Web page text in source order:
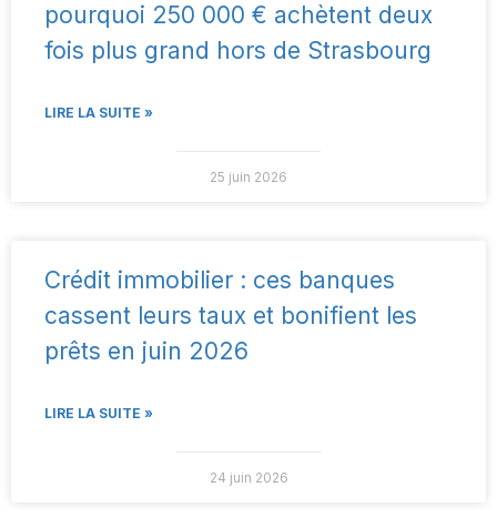
pourquoi 250 000 € achètent deux
fois plus grand hors de Strasbourg
LIRE LA SUITE »
25 juin 2026
Crédit immobilier : ces banques
cassent leurs taux et bonifient les
prêts en juin 2026
LIRE LA SUITE »
24 juin 2026